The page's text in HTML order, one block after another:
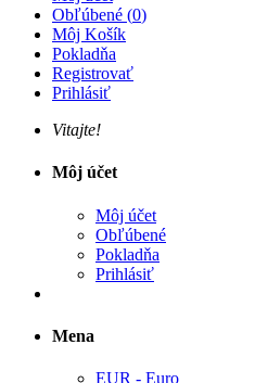
Obľúbené (0)
Môj Košík
Pokladňa
Registrovať
Prihlásiť
Vitajte!
Môj účet
Môj účet
Obľúbené
Pokladňa
Prihlásiť
Mena
EUR - Euro